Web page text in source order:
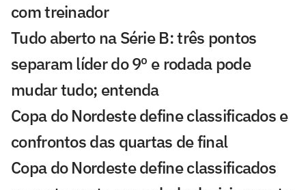
com treinador
Tudo aberto na Série B: três pontos
separam líder do 9º e rodada pode
mudar tudo; entenda
Copa do Nordeste define classificados e
confrontos das quartas de final
Copa do Nordeste define classificados